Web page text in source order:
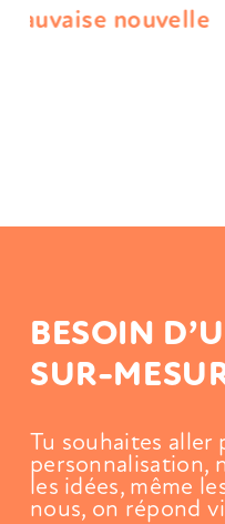
Annonce
BESOIN
SUR-
Tu souhaites aller
personnalisation,
les idées, même
nous, on répond